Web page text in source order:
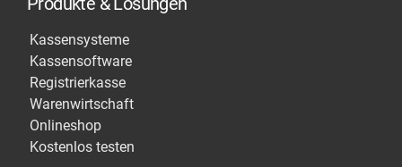
Kassensysteme
Kassensoftware
Registrierkasse
Warenwirtschaft
Onlineshop
Kostenlos testen